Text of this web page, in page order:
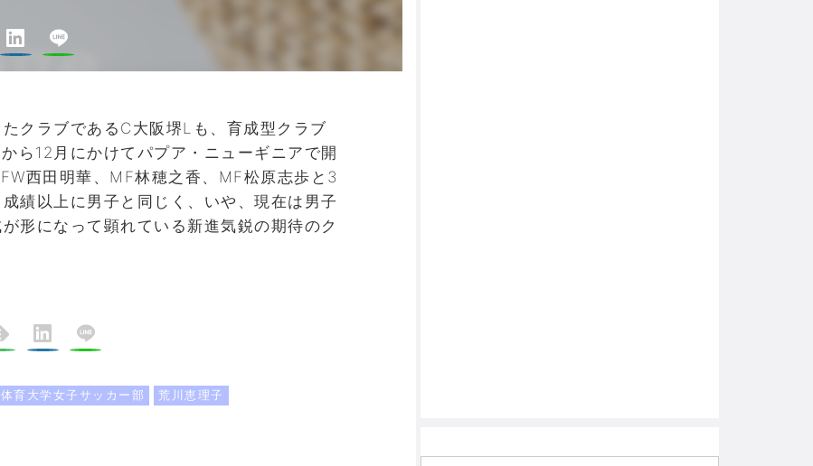
クラブであるC大阪堺Lも、育成型クラブ
ら12月にかけてパプア・ニューギニアで開
西田明華、MF林穂之香、MF松原志歩と3
績以上に男子と同じく、いや、現在は男子
形になって顕れている新進気鋭の期待のク
育大学女子サッカー部 荒川恵理子